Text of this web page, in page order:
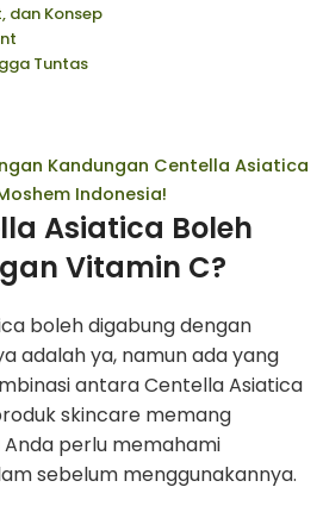
dan Konsep
Tuntas
Kandungan Centella Asiatica
Indonesia!
Asiatica Boleh
Vitamin C?
boleh digabung dengan
adalah ya, namun ada yang
antara Centella Asiatica
skincare memang
perlu memahami
sebelum menggunakannya.